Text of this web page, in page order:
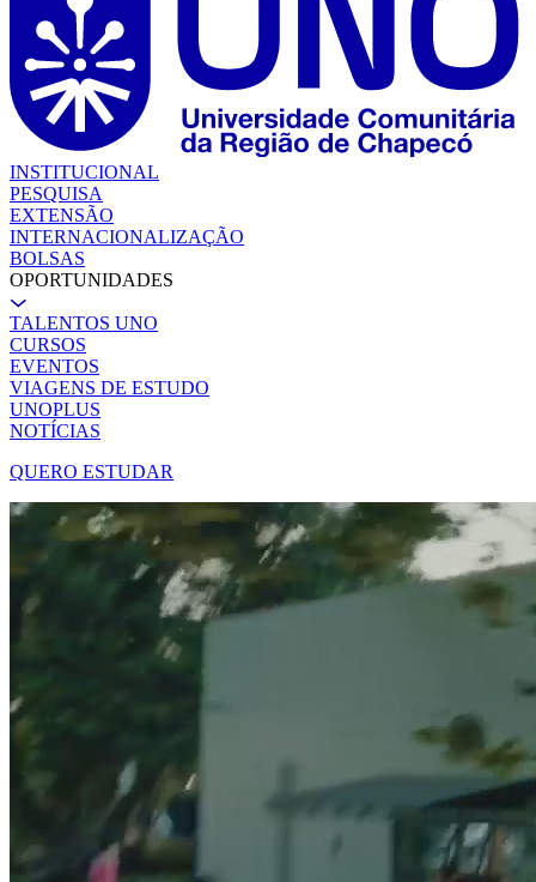
INSTITUCIONAL
PESQUISA
EXTENSÃO
INTERNACIONALIZAÇÃO
BOLSAS
OPORTUNIDADES
TALENTOS UNO
CURSOS
EVENTOS
VIAGENS DE ESTUDO
UNOPLUS
NOTÍCIAS
QUERO ESTUDAR